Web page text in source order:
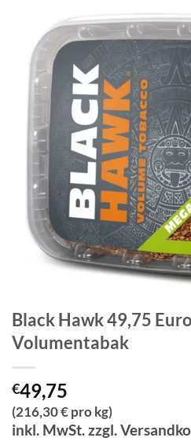
Black Hawk 49,75
Volumentabak
€49,75
(216,30 € pro kg)
inkl. MwSt. zzgl.